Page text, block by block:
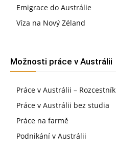
Emigrace do Austrálie
Víza na Nový Zéland
Možnosti práce v Austrálii
Práce v Austrálii – Rozcestník
Práce v Austrálii bez studia
Práce na farmě
Podnikání v Austrálii